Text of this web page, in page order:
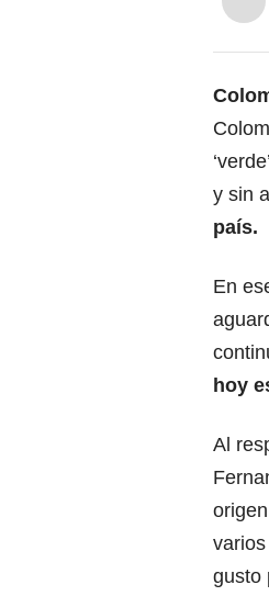
y sin
país.
En
hoy
Al
gusto